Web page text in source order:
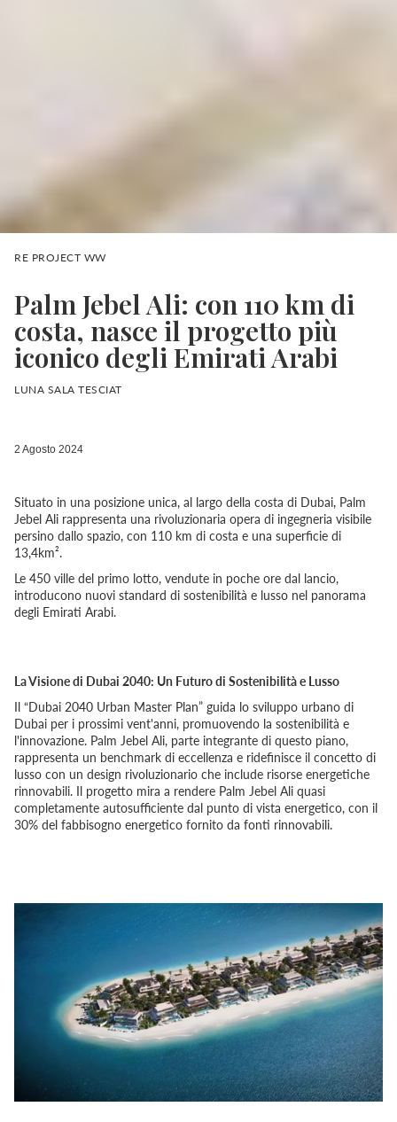
RE PROJECT WW
Palm Jebel Ali: con 110 km di
costa, nasce il progetto più
iconico degli Emirati Arabi
LUNA SALA TESCIAT
2 Agosto 2024
Situato in una posizione unica, al largo della costa di Dubai, Palm
Jebel Ali rappresenta una rivoluzionaria opera di ingegneria visibile
persino dallo spazio, con 110 km di costa e una superficie di
13,4km².
Le 450 ville del primo lotto, vendute in poche ore dal lancio,
introducono nuovi standard di sostenibilità e lusso nel panorama
degli Emirati Arabi.
La Visione di Dubai 2040: Un Futuro di Sostenibilità e Lusso
Il “Dubai 2040 Urban Master Plan” guida lo sviluppo urbano di
Dubai per i prossimi vent'anni, promuovendo la sostenibilità e
l'innovazione. Palm Jebel Ali, parte integrante di questo piano,
rappresenta un benchmark di eccellenza e ridefinisce il concetto di
lusso con un design rivoluzionario che include risorse energetiche
rinnovabili. Il progetto mira a rendere Palm Jebel Ali quasi
completamente autosufficiente dal punto di vista energetico, con il
30% del fabbisogno energetico fornito da fonti rinnovabili.